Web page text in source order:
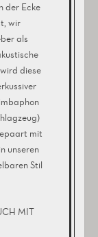
der Ecke
wir
als
diese
mit
unseren
Stil
MIT